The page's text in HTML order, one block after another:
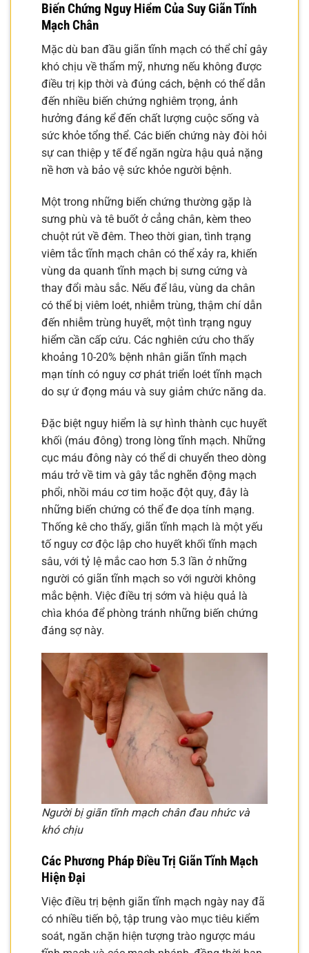
Biến Chứng Nguy Hiểm Của Suy Giãn Tĩnh
Mạch Chân
Mặc dù ban đầu giãn tĩnh mạch có thể chỉ gây
khó chịu về thẩm mỹ, nhưng nếu không được
điều trị kịp thời và đúng cách, bệnh có thể dẫn
đến nhiều biến chứng nghiêm trọng, ảnh
hưởng đáng kể đến chất lượng cuộc sống và
sức khỏe tổng thể. Các biến chứng này đòi hỏi
sự can thiệp y tế để ngăn ngừa hậu quả nặng
nề hơn và bảo vệ sức khỏe người bệnh.
Một trong những biến chứng thường gặp là
sưng phù và tê buốt ở cẳng chân, kèm theo
chuột rút về đêm. Theo thời gian, tình trạng
viêm tắc tĩnh mạch chân có thể xảy ra, khiến
vùng da quanh tĩnh mạch bị sưng cứng và
thay đổi màu sắc. Nếu để lâu, vùng da chân
có thể bị viêm loét, nhiễm trùng, thậm chí dẫn
đến nhiễm trùng huyết, một tình trạng nguy
hiểm cần cấp cứu. Các nghiên cứu cho thấy
khoảng 10-20% bệnh nhân giãn tĩnh mạch
mạn tính có nguy cơ phát triển loét tĩnh mạch
do sự ứ đọng máu và suy giảm chức năng da.
Đặc biệt nguy hiểm là sự hình thành cục huyết
khối (máu đông) trong lòng tĩnh mạch. Những
cục máu đông này có thể di chuyển theo dòng
máu trở về tim và gây tắc nghẽn động mạch
phổi, nhồi máu cơ tim hoặc đột quỵ, đây là
những biến chứng có thể đe dọa tính mạng.
Thống kê cho thấy, giãn tĩnh mạch là một yếu
tố nguy cơ độc lập cho huyết khối tĩnh mạch
sâu, với tỷ lệ mắc cao hơn 5.3 lần ở những
người có giãn tĩnh mạch so với người không
mắc bệnh. Việc điều trị sớm và hiệu quả là
chìa khóa để phòng tránh những biến chứng
đáng sợ này.
Người bị giãn tĩnh mạch chân đau nhức và
khó chịu
Các Phương Pháp Điều Trị Giãn Tĩnh Mạch
Hiện Đại
Việc điều trị bệnh giãn tĩnh mạch ngày nay đã
có nhiều tiến bộ, tập trung vào mục tiêu kiểm
soát, ngăn chặn hiện tượng trào ngược máu